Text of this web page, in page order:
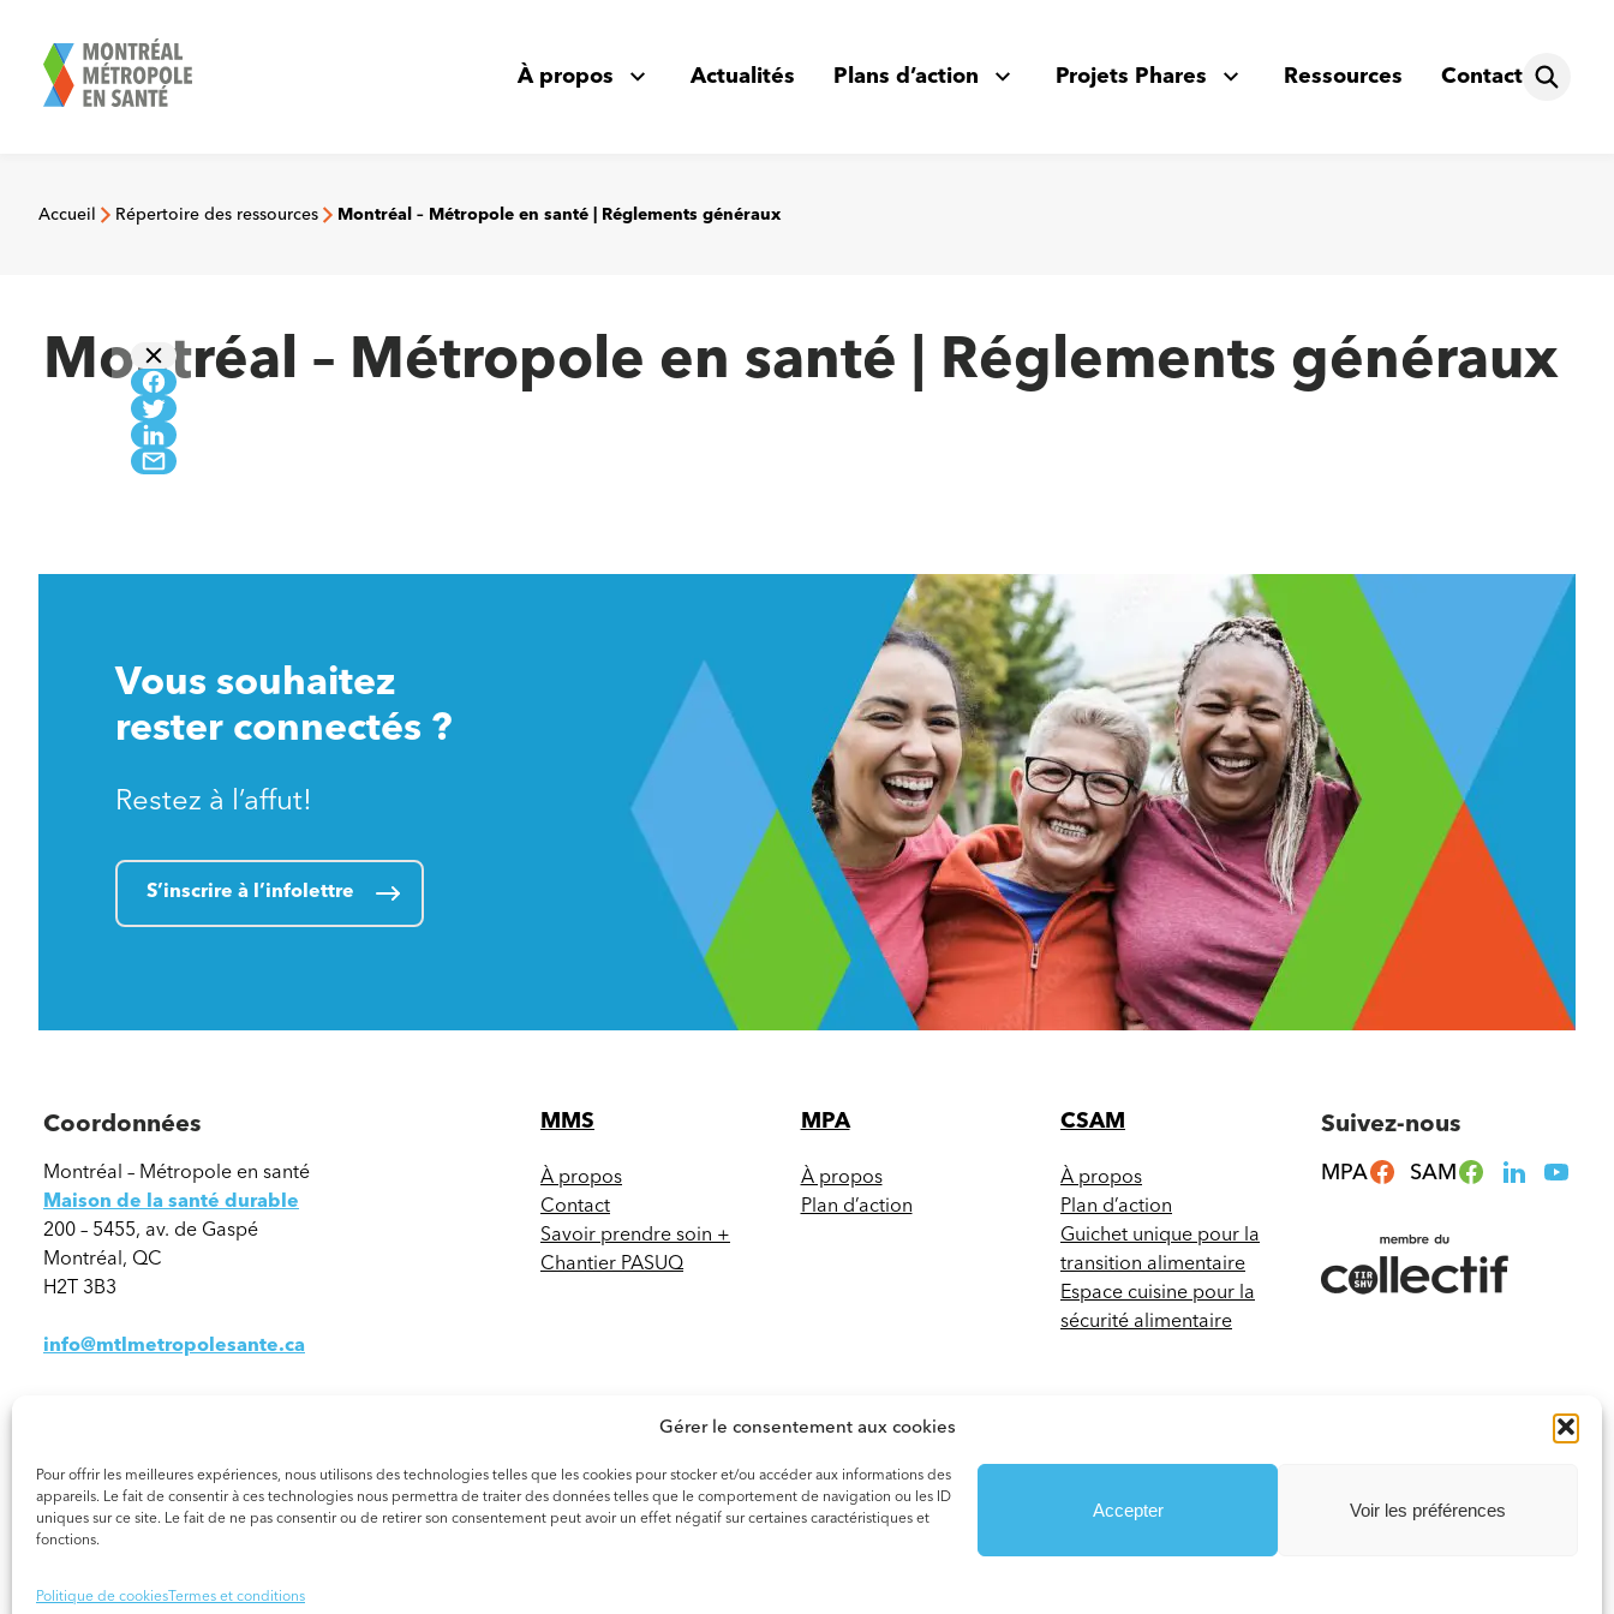
Gérer le consentement aux cookies
Pour offrir les meilleures expériences, nous utilisons des technologies telles que les cookies pour stocker et/ou accéder aux informations des
appareils. Le fait de consentir à ces technologies nous permettra de traiter des données telles que le comportement de navigation ou les ID
uniques sur ce site. Le fait de ne pas consentir ou de retirer son consentement peut avoir un effet négatif sur certaines caractéristiques et
fonctions.
Accepter Voir les préférences
Politique de cookiesTermes et conditions
contenu
À propos Actualités Plans d’action Projets Phares Ressources Contact
Accueil Répertoire des ressources Montréal – Métropole en santé | Réglements généraux
Montréal – Métropole en santé | Réglements généraux
Vous souhaitez
rester connectés ?
Restez à l’affut!
S’inscrire à l’infolettre
Coordonnées
Montréal – Métropole en santé
Maison de la santé durable
200 – 5455, av. de Gaspé
Montréal, QC
H2T 3B3
info@mtlmetropolesante.ca
MMS
À propos
Contact
Savoir prendre soin +
Chantier PASUQ
MPA
À propos
Plan d’action
CSAM
À propos
Plan d’action
Guichet unique pour la
transition alimentaire
Espace cuisine pour la
sécurité alimentaire
Suivez-nous
MPA SAM
© 2026 Tous droits réservés. Montréal – Métropole en Santé Termes et conditions